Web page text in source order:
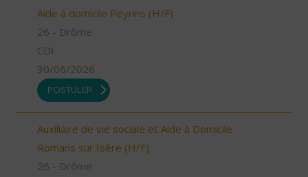
Aide à domicile Peyrins (H/F)
26 - Drôme
CDI
30/06/2026
POSTULER
Auxiliaire de vie sociale et Aide à Domicile
Romans sur Isère (H/F)
26 - Drôme